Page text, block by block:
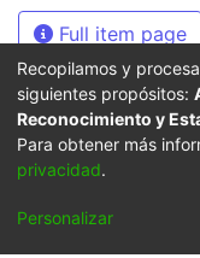
Full item page
Recopilamos y
siguientes propósitos:
Reconocimiento y
Para obtener más
privacidad.
Personalizar